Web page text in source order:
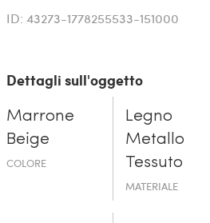
ID: 43273-1778255533-151000
Dettagli sull'oggetto
Marrone
Beige
COLORE
Legno
Metallo
Tessuto
MATERIALE